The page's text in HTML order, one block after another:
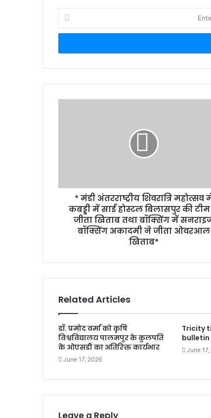
your
Email
* मंडी अंतरराष्ट्रीय शिवरात्रि महोत्सव
कबड्डी में साई होस्टल बिलासपुर की
जीता खिताब तथा बॉक्सिंग में
बॉक्सिंग अकादमी ने जीता ओवरआल
खिताब*
Related Articles
डॉ. प्रमोद वर्मा को कृषि
विश्वविद्यालय पालमपुर के कुलपति
के ओएसडी का अतिरिक्त कार्यभार
June 17, 2026
Tricity
bulletin
June
Leave a Reply